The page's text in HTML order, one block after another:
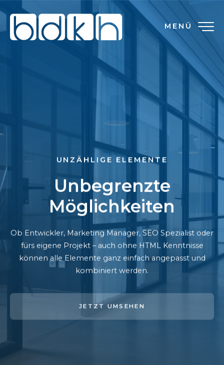
MENÜ
UNZÄHLIGE ELEMENTE
Unbegrenzte
Möglichkeiten
Ob Entwickler, Marketing Manager, SEO Spezialist oder
fürs eigene Projekt – auch ohne HTML Kenntnisse
können alle Elemente ganz einfach angepasst und
kombiniert werden.
JETZT UMSEHEN